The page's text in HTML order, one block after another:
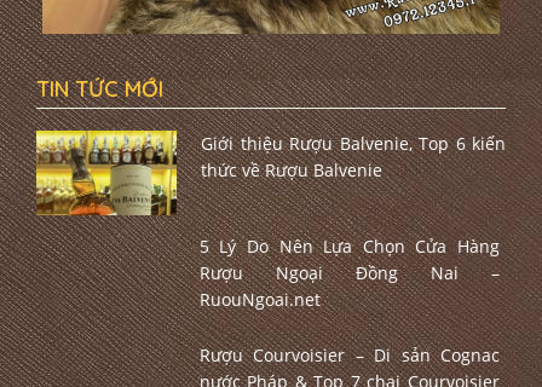
TIN TỨC MỚI
Giới thiệu Rượu Balvenie, Top 6 kiến
thức về Rượu Balvenie
5 Lý Do Nên Lựa Chọn Cửa Hàng
Rượu Ngoại Đồng Nai –
RuouNgoai.net
Rượu Courvoisier – Di sản Cognac
nước Pháp & Top 7 chai Courvoisier